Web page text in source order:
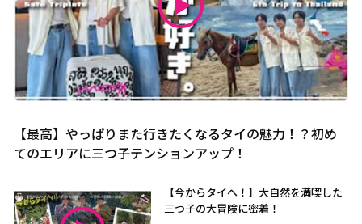
【最高】やっぱりまた行きたくなるタイの魅力！？初め
てのエリアに三つ子テンションアップ！
【今からタイへ！】大自然を満喫した
三つ子の大冒険に密着！